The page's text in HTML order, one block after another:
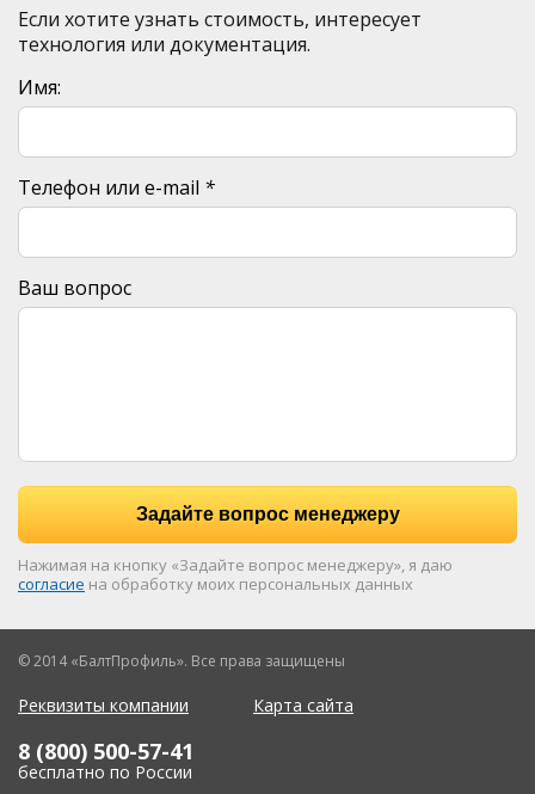
Если хотите узнать стоимость, интересует
технология или документация.
Имя:
Телефон или e-mail *
Ваш вопрос
Задайте вопрос менеджеру
Нажимая на кнопку «Задайте вопрос менеджеру», я даю
согласие на обработку моих персональных данных
© 2014 «БалтПрофиль». Все права защищены
Реквизиты компании Карта сайта
8 (800) 500-57-41
бесплатно по России